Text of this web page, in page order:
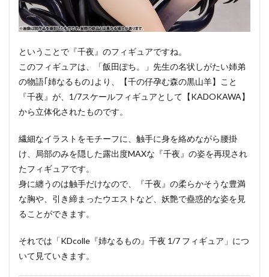
ということで『千夜』のフィギュアですね。
このフィギュアは、「飯田ぽち。」先生の名状しがたい姉弟
の物語｢姉なるもの｣より、【千の仔孕む森の黒山羊】こと
『千夜』が、1/7スケールフィギュアとして【KADOKAWA】
から立体化されたものです。
繊細なイラストをモチーフに、触手に身を絡めながら腰掛
け、局部のみを隠した露出度MAXな『千夜』の姿を再現され
たフィギュアです。
身に纏うのは触手だけなので、『千夜』の柔らかそうな豊満
な胸や、引き締まったウエストなど、妖艶で蠱惑的な姿を見
ることができます。
それでは「KDcolle『姉なるもの』千夜 1/7 フィギュア」につ
いて見ていきます。